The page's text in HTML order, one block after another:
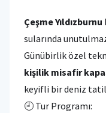
Çeşme Yıldızburnu
sularında
Günübirlik özel
kişilik misafir
keyifli bir deniz
🕘 Tur Programı: